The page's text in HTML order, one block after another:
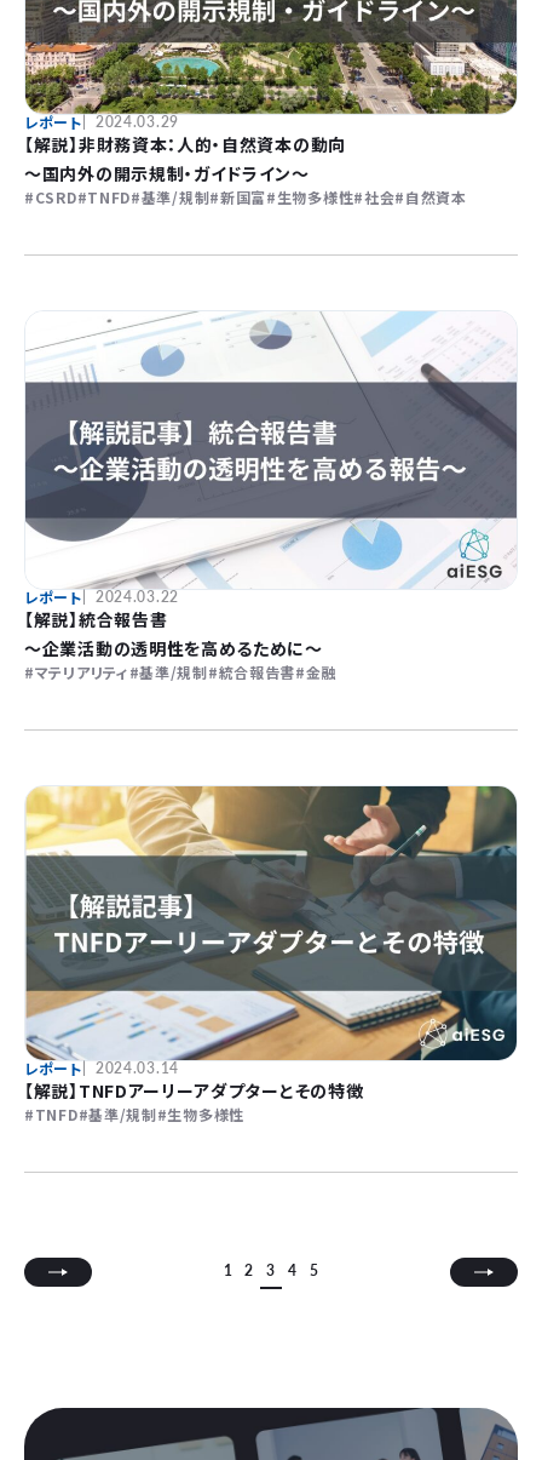
レポート 2024.03.29
【解説】非財務資本：人的・自然資本の動向
〜国内外の開示規制・ガイドライン〜
CSRD TNFD 基準/規制 新国富 生物多様性 社会 自然資本
レポート 2024.03.22
【解説】統合報告書
〜企業活動の透明性を高めるために〜
マテリアリティ 基準/規制 統合報告書 金融
レポート 2024.03.14
【解説】TNFDアーリーアダプターとその特徴
TNFD 基準/規制 生物多様性
1 2 3 4 5